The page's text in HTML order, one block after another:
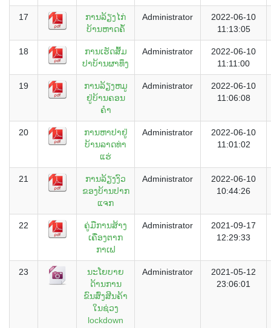
17
ການລ້ຽງໄກ່
ບ້ານຫາດຄໍ້
Administrator
2022-06-10
11:13:05
18
ການເຮັດສົ້ມ
ປາບ້ານຜາທຶງ
Administrator
2022-06-10
11:11:00
19
ການລ້ຽງຫມູ
ຢູ່ບ້ານຄອນ
ຄໍາ
Administrator
2022-06-10
11:06:08
20
ການຫາປາຢູ່
ບ້ານລາດທ່າ
ແຮ່
Administrator
2022-06-10
11:01:02
21
ການລ້ຽງງົວ
ຂອງບ້ານປາກ
ແຈກ
Administrator
2022-06-10
10:44:26
22
ຄູ່ມືການສ້າງ
ເຄື່ອງຕາກ
ກາເຟ
Administrator
2021-09-17
12:29:33
23
ນະໂຍບາຍ
ດ້ານການ
ຂົນສົ່ງສີນຄ້າ
ໃນຊ່ວງ
lockdown
Administrator
2021-05-12
23:06:01